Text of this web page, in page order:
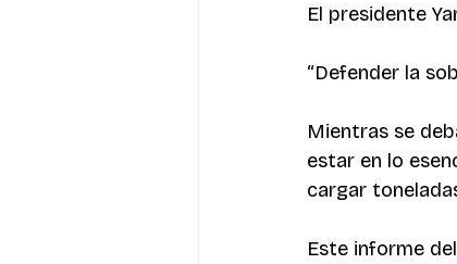
El presidente
“Defender la
Mientras se
estar en lo
cargar
Este informe